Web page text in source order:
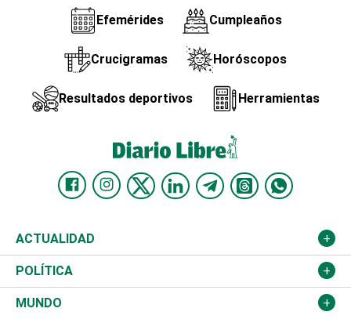
Efemérides Cumpleaños
Crucigramas Horóscopos
Resultados deportivos Herramientas
ACTUALIDAD
Nacional
Ciudad
POLÍTICA
Partidos
MUNDO